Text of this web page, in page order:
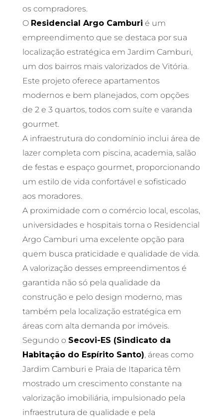
os compradores.
O Residencial Argo Camburi é um
empreendimento que se destaca por sua
localização estratégica em Jardim Camburi,
um dos bairros mais valorizados de Vitória.
Este projeto oferece apartamentos
modernos e bem planejados, com opções
de 2 e 3 quartos, todos com suíte e varanda
gourmet.
A infraestrutura do condomínio inclui área de
lazer completa com piscina, academia, salão
de festas e espaço gourmet, proporcionando
um estilo de vida confortável e sofisticado
aos moradores.
A proximidade com o comércio local, escolas,
universidades e hospitais torna o Residencial
Argo Camburi uma excelente opção para
quem busca praticidade e qualidade de vida.
A valorização desses empreendimentos é
garantida não só pela qualidade da
construção e pelo design moderno, mas
também pela localização estratégica em
áreas com alta demanda por imóveis.
Segundo o Secovi-ES (Sindicato da
Habitação do Espírito Santo), áreas como
Jardim Camburi e Praia de Itaparica têm
mostrado um crescimento constante na
valorização imobiliária, impulsionado pela
infraestrutura de qualidade e pela